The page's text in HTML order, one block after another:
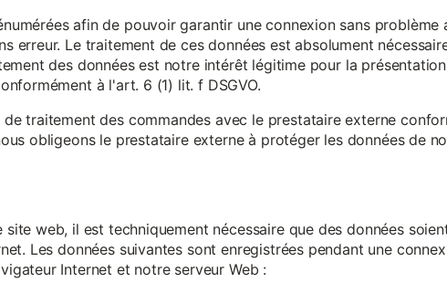
afin de pouvoir garantir une connexion sans
erreur. Le traitement de ces données est absolument
des données est notre intérêt légitime pour la
à l'art. 6 (1) lit. f DSGVO.
traitement des commandes avec le prestataire externe
obligeons le prestataire externe à protéger les données de
web, il est techniquement nécessaire que des données
Les données suivantes sont enregistrées pendant une
Internet et notre serveur Web :